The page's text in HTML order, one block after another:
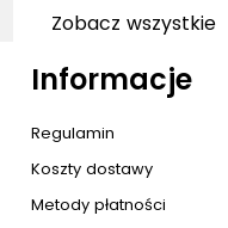
Zobacz wszystkie
Informacje
Regulamin
Koszty dostawy
Metody płatności